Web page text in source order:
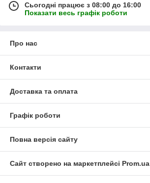
Сьогодні працює з 08:00 до 16:00
Показати весь графік роботи
Про нас
Контакти
Доставка та оплата
Графік роботи
Повна версія сайту
Сайт створено на маркетплейсі Prom.ua